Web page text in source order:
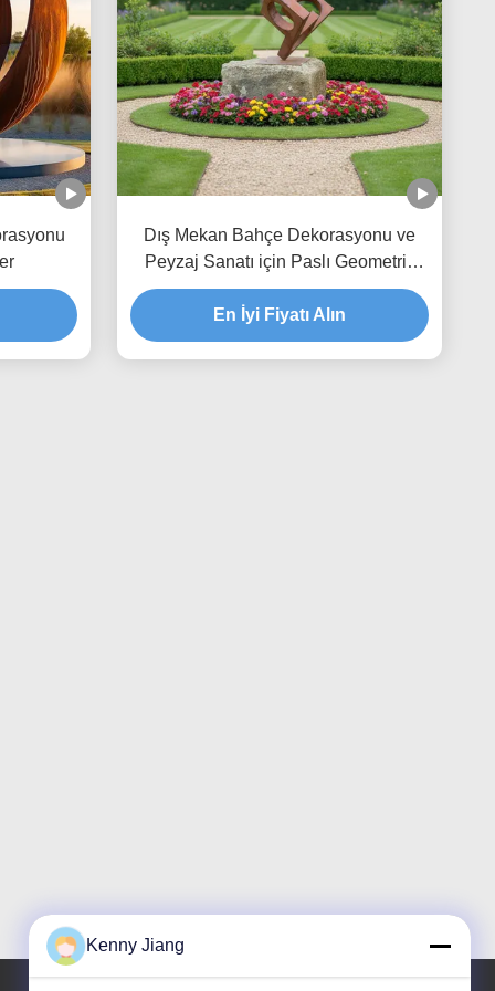
Dış Mekan Bahçe Dekorasyonu ve
Peyzaj Sanatı için Paslı Geometrik
Corten Çelik Heykel
En İyi Fiyatı Alın
Kenny Jiang